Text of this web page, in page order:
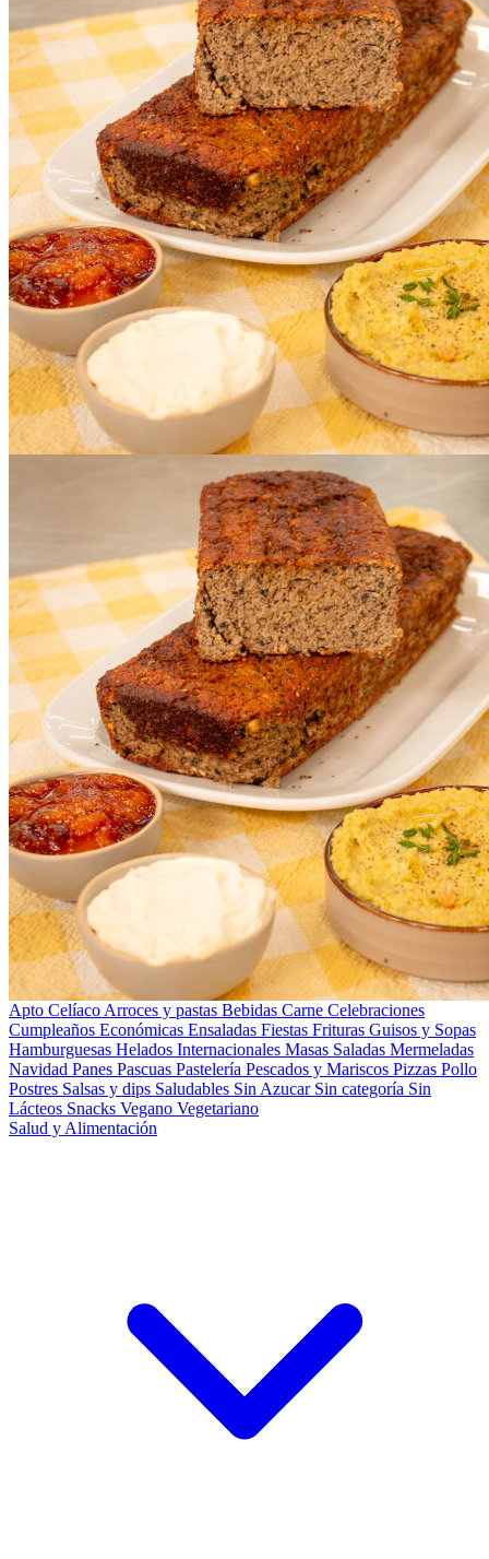
Apto Celíaco Arroces y pastas Bebidas Carne Celebraciones
Cumpleaños Económicas Ensaladas Fiestas Frituras Guisos y Sopas
Hamburguesas Helados Internacionales Masas Saladas Mermeladas
Navidad Panes Pascuas Pastelería Pescados y Mariscos Pizzas Pollo
Postres Salsas y dips Saludables Sin Azucar Sin categoría Sin
Lácteos Snacks Vegano Vegetariano
Salud y Alimentación